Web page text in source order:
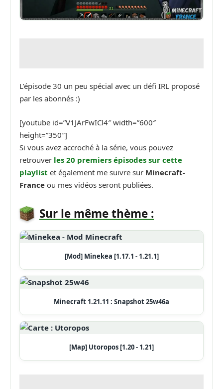
L’épisode 30 un peu spécial avec un défi IRL proposé
par les abonnés :)
[youtube id=”V1JArFwICl4″ width=”600″
height=”350″]
Si vous avez accroché à la série, vous pouvez
retrouver les 20 premiers épisodes sur cette
playlist et également me suivre sur Minecraft-
France ou mes vidéos seront publiées.
Sur le même thème :
[Mod] Minekea [1.17.1 - 1.21.1]
Minecraft 1.21.11 : Snapshot 25w46a
[Map] Utoropos [1.20 - 1.21]